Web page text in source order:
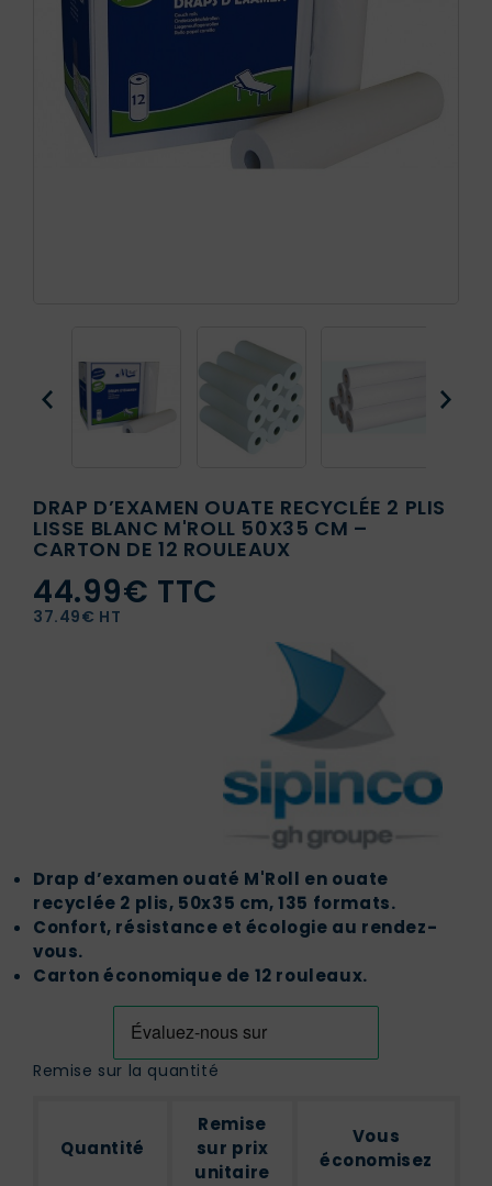
DRAP D’EXAMEN OUATE RECYCLÉE 2 PLIS
LISSE BLANC M'ROLL 50X35 CM –
CARTON DE 12 ROULEAUX
44.99€ TTC
37.49€ HT
Drap d’examen ouaté M'Roll en ouate
recyclée 2 plis, 50x35 cm, 135 formats.
Confort, résistance et écologie au rendez-
vous.
Carton économique de 12 rouleaux.
Remise sur la quantité
Quantité
Remise
sur prix
unitaire
Vous
économisez